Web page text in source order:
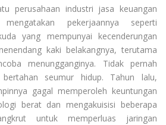
perusahaan industri jasa keuangan
pekerjaannya seperti
yang mempunyai kecenderungan
kaki belakangnya, terutama
menungganginya. Tidak pernah
seumur hidup. Tahun lalu,
gagal memperoleh keuntungan
berat dan mengakuisisi beberapa
untuk memperluas jaringan